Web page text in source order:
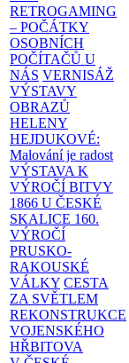
RETROGAMING
– POČÁTKY
OSOBNÍCH
POČÍTAČŮ U
NÁS VERNISÁŽ
VÝSTAVY
OBRAZŮ
HELENY
HEJDUKOVÉ:
Malování je radost
VÝSTAVA K
VÝROČÍ BITVY
1866 U ČESKÉ
SKALICE 160.
VÝROČÍ
PRUSKO-
RAKOUSKÉ
VÁLKY CESTA
ZA SVĚTLEM
REKONSTRUKCE
VOJENSKÉHO
HŘBITOVA